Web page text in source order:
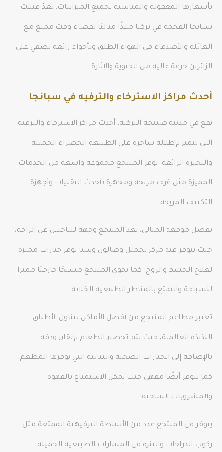
بأسعارها المعقولة والمناسبة لجميع الميزانيات، تعدّ فيلات
سبانجا الفخمة في تركيا ملاذًا مثاليًا لقضاء وقت ممتع مع
العائلة والأصدقاء في الهواء الطلق وبأجواء رائعة تضفي على
الزائرين جرعة عالية من الحيوية والإثارة.
أحدث مراكز الاسترخاء والترفيه في سبانجا
يقع في مدينة صبنجة التركية، أحدث مراكز الاسترخاء والترفيه
التي تتميز بإطلالة ساحرة على الطبيعة الخضراء الجميلة
والبحيرة الرائعة. يوفر المنتجع مجموعة واسعة من الخدمات
المميزة مثل غرف مريحة ومجهزة بأحدث التقنيات وأجهزة
التكييف المريحة.
بفضل موقعه المثالي، يعد المنتجع وجهة للباحثين عن الراحة،
حيث يتوفر فيه مركز تجميل وصالون وسبا يوفر خيارات مميزة
لعلاج الجسم والروح. كما يحوي المنتجع مسبحًا خارجيًا مميزا
للسباحة والتمتع بالمناظر الطبيعية الخلابة.
تعتبر مطاعم المنتجع من أفضل الأماكن لتناول الأطباق
اللذيذة العالمية، حيث يتم تحضير الطعام بإتقان ودقة،
بالإضافة إلى الخيارات الصحية والنباتية التي يوفرها المطعم.
كما يتوفر أيضًا مقهى حيث يمكن الاستمتاع بالقهوة
والمشروبات الساخنة.
يتوفر في المنتجع عدد من الأنشطة الترفيهية الممتعة مثل
ركوب الدراجات والتنزه في المسارات الطبيعية الجميلة،